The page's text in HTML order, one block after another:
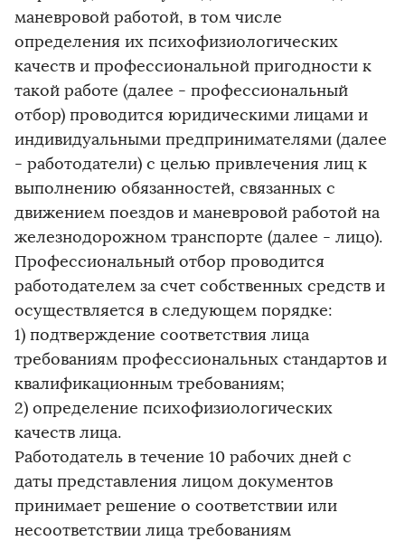
маневровой работой, в том числе
определения их психофизиологических
качеств и профессиональной пригодности к
такой работе (далее - профессиональный
отбор) проводится юридическими лицами и
индивидуальными предпринимателями (далее
- работодатели) с целью привлечения лиц к
выполнению обязанностей, связанных с
движением поездов и маневровой работой на
железнодорожном транспорте (далее - лицо).
Профессиональный отбор проводится
работодателем за счет собственных средств и
осуществляется в следующем порядке:
1) подтверждение соответствия лица
требованиям профессиональных стандартов и
квалификационным требованиям;
2) определение психофизиологических
качеств лица.
Работодатель в течение 10 рабочих дней с
даты представления лицом документов
принимает решение о соответствии или
несоответствии лица требованиям